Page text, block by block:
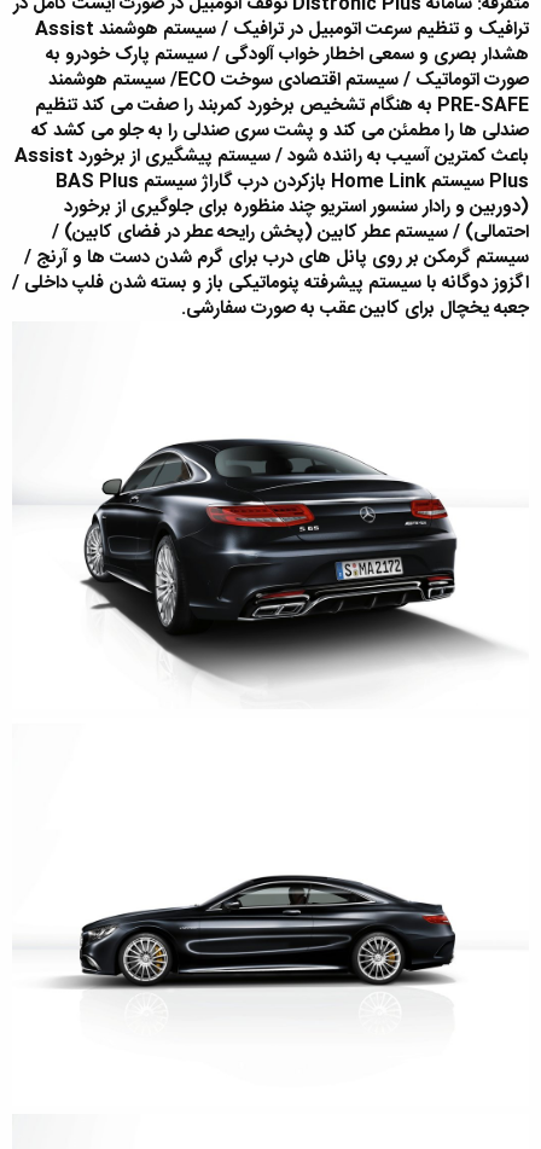
ترافیک و تنظیم سرعت اتومبیل در ترافیک / سیستم هوشمند Assist
هشدار بصری و سمعی اخطار خواب آلودگی / سیستم پارک خودرو به
صورت اتوماتیک / سیستم اقتصادی سوخت ECO/ سیستم هوشمند
PRE-SAFE به هنگام تشخیص برخورد کمربند را صفت می کند تنظیم
صندلی ها را مطمئن می کند و پشت سری صندلی را به جلو می کشد که
باعث کمترین آسیب به راننده شود / سیستم پیشگیری از برخورد Assist
Plus سیستم Home Link بازکردن درب گاراژ سیستم BAS Plus
(دوربین و رادار سنسور استریو چند منظوره برای جلوگیری از برخورد
احتمالی) / سیستم عطر کابین (پخش رایحه عطر در فضای کابین) /
سیستم گرمکن بر روی پانل های درب برای گرم شدن دست ها و آرنج /
اگزوز دوگانه با سیستم پیشرفته پنوماتیکی باز و بسته شدن فلپ داخلی /
جعبه یخچال برای کابین عقب به صورت سفارشی.